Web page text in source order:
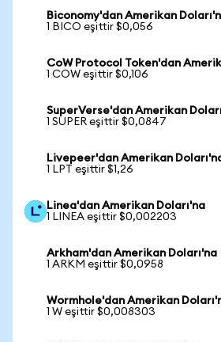
Biconomy'dan Amerikan
1 BICO eşittir $0,056
CoW Protocol Token'dan
1 COW eşittir $0,106
SuperVerse'dan Amerikan
1 SUPER eşittir $0,0847
Livepeer'dan Amerikan
1 LPT eşittir $1,26
Linea'dan Amerikan Doları'na
1 LINEA eşittir $0,002203
Arkham'dan Amerikan Doları'na
1 ARKM eşittir $0,0958
Wormhole'dan Amerikan
1 W eşittir $0,008303